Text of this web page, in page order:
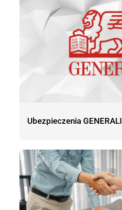
Ubezpieczenia GENERALI